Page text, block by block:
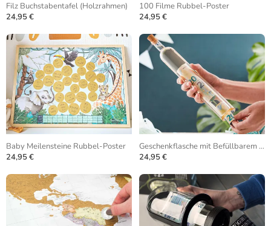
Filz Buchstabentafel (Holzrahmen)
24,95 €
100 Filme Rubbel-Poster
24,95 €
Baby Meilensteine Rubbel-Poster
24,95 €
Geschenkflasche mit Befüllbarem Hohlraum
24,95 €